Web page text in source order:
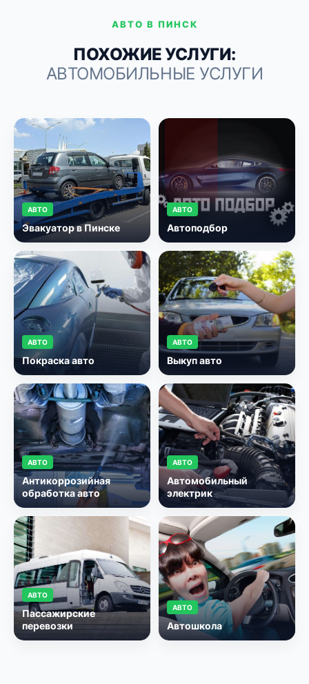
АВТО В ПИНСК
ПОХОЖИЕ УСЛУГИ:
АВТОМОБИЛЬНЫЕ УСЛУГИ
АВТО
Эвакуатор в Пинске
АВТО
Автоподбор
АВТО
Покраска авто
АВТО
Выкуп авто
АВТО
Антикоррозийная
обработка авто
АВТО
Автомобильный
электрик
АВТО
Пассажирские
перевозки
АВТО
Автошкола